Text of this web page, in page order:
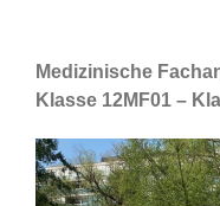
Medizinische
Klasse 12MF01 –